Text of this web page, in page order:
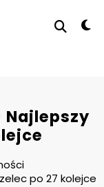
Najlepszy
po 27 kolejce